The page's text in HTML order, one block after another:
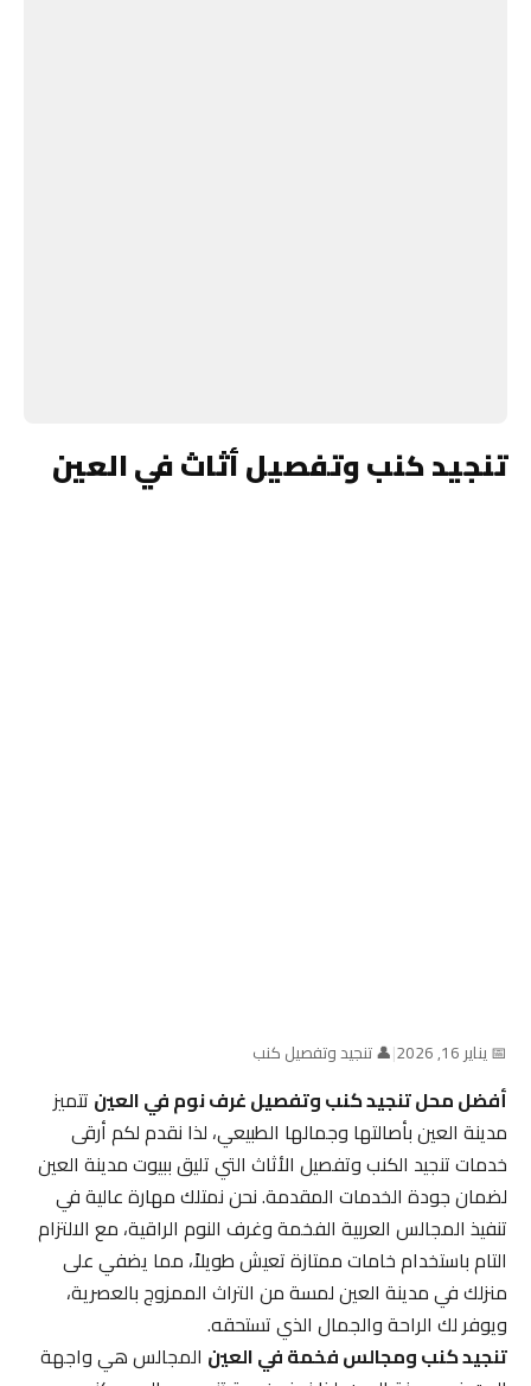
تنجيد كنب وتفصيل أثاث في العين
📅 يناير 16, 2026 |👤 تنجيد وتفصيل كنب
أفضل محل تنجيد كنب وتفصيل غرف نوم في العينتتميز
مدينة العين بأصالتها وجمالها الطبيعي، لذا نقدم لكم أرقى
خدمات تنجيد الكنب وتفصيل الأثاث التي تليق ببيوت مدينة العين
لضمان جودة الخدمات المقدمة. نحن نمتلك مهارة عالية في
تنفيذ المجالس العربية الفخمة وغرف النوم الراقية، مع الالتزام
التام باستخدام خامات ممتازة تعيش طويلاً، مما يضفي على
منزلك في مدينة العين لمسة من التراث الممزوج بالعصرية،
ويوفر لك الراحة والجمال الذي تستحقه.
تنجيد كنب ومجالس فخمة في العينالمجالس هي واجهة